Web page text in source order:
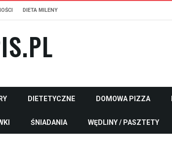
DIETA MILENY
DIETETYCZNE DOMOWA PIZZA
ŚNIADANIA WĘDLINY / PASZTETY